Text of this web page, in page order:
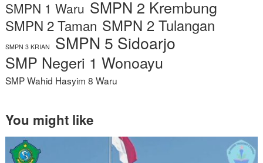
SMPN 1 Waru SMPN 2 Krembung
SMPN 2 Taman SMPN 2 Tulangan
SMPN 3 KRIAN SMPN 5 Sidoarjo
SMP Negeri 1 Wonoayu
SMP Wahid Hasyim 8 Waru
You might like